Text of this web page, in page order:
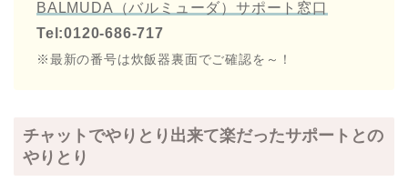
BALMUDA（バルミューダ）サポート窓口
Tel:0120-686-717
※最新の番号は炊飯器裏面でご確認を～！
チャットでやりとり出来て楽だったサポートとの
やりとり